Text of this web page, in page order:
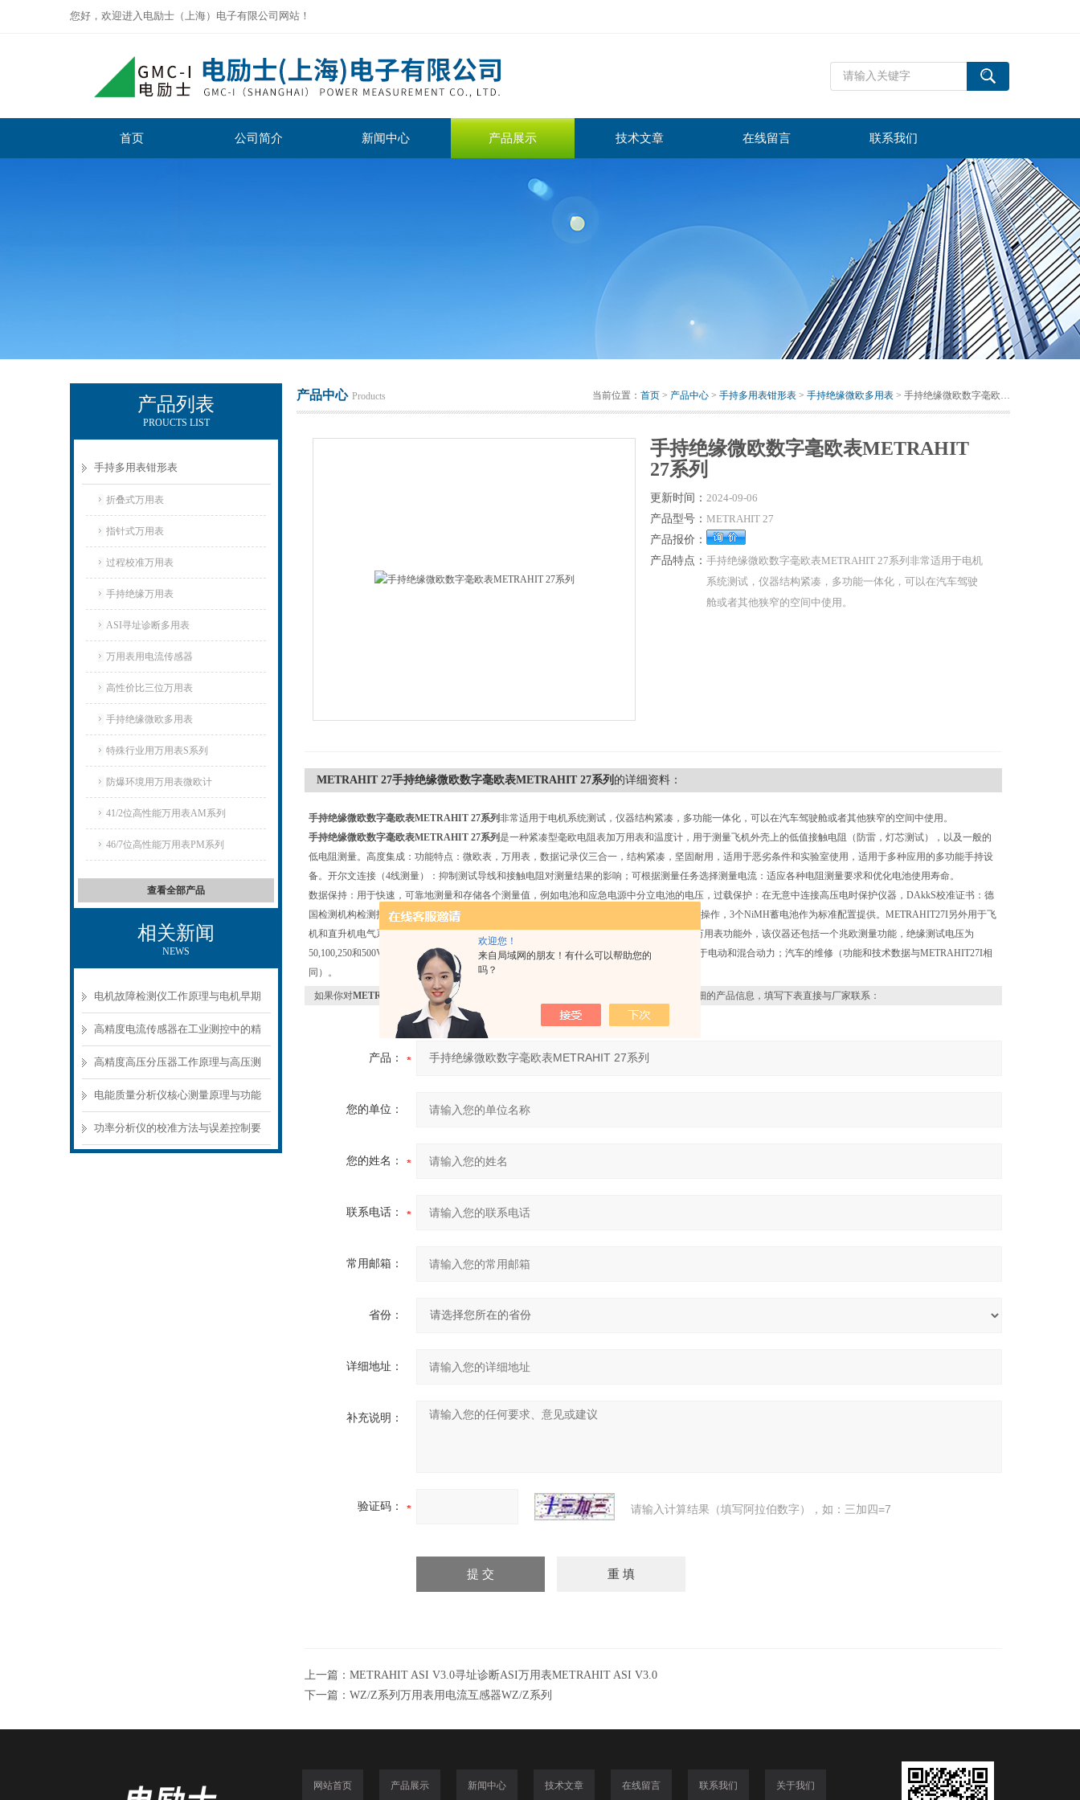
欢迎您！
来自局域网的朋友！有什么可以帮助您的
吗？
您好，欢迎进入电励士（上海）电子有限公司网站！
首页 公司简介 新闻中心 产品展示 技术文章 在线留言 联系我们
产品列表
PROUCTS LIST
手持多用表钳形表
折叠式万用表
指针式万用表
过程校准万用表
手持绝缘万用表
ASI寻址诊断多用表
万用表用电流传感器
高性价比三位万用表
手持绝缘微欧多用表
特殊行业用万用表S系列
防爆环境用万用表微欧计
41/2位高性能万用表AM系列
46/7位高性能万用表PM系列
查看全部产品
相关新闻
NEWS
电机故障检测仪工作原理与电机早期
故障诊断方案
高精度电流传感器在工业测控中的精
准测量方案
高精度高压分压器工作原理与高压测
量应用场景
电能质量分析仪核心测量原理与功能
模块解析
功率分析仪的校准方法与误差控制要
产品中心 Products 当前位置： 首页 > 产品中心 > 手持多用表钳形表 > 手持绝缘微欧多用表 > 手持绝缘微欧数字毫欧表METRAHIT 27系列
手持绝缘微欧数字毫欧表METRAHIT
27系列
更新时间： 2024-09-06
产品型号： METRAHIT 27
产品报价：
产品特点： 手持绝缘微欧数字毫欧表METRAHIT 27系列非常适用于电机
系统测试，仪器结构紧凑，多功能一体化，可以在汽车驾驶
舱或者其他狭窄的空间中使用。
METRAHIT 27手持绝缘微欧数字毫欧表METRAHIT 27系列 的详细资料：
手持绝缘微欧数字毫欧表METRAHIT 27系列非常适用于电机系统测试，仪器结构紧凑，多功能一体化，可以在汽车驾驶舱或者其他狭窄的空间中使用。
手持绝缘微欧数字毫欧表METRAHIT 27系列是一种紧凑型毫欧电阻表加万用表和温度计，用于测量飞机外壳上的低值接触电阻（防雷，灯芯测试），以及一般的
低电阻测量。高度集成：功能特点：微欧表，万用表，数据记录仪三合一，结构紧凑，坚固耐用，适用于恶劣条件和实验室使用，适用于多种应用的多功能手持设
备。开尔文连接（4线测量）：抑制测试导线和接触电阻对测量结果的影响；可根据测量任务选择测量电流：适应各种电阻测量要求和优化电池使用寿命。
数据保持：用于快速，可靠地测量和存储各个测量值，例如电池和应急电源中分立电池的电压，过载保护：在无意中连接高压电时保护仪器，DAkkS校准证书：德
国检测机构检测报告，降低ISO9000质量体系内使用的运营成本，记录可追溯性，使用蓄电池操作，3个NiMH蓄电池作为标准配置提供。METRAHIT27I另外用于飞
机和直升机电气系统（电压，绝缘，毫欧和温度测量）的维修和修理工作。除了用于电量的万用表功能外，该仪器还包括一个兆欧测量功能，绝缘测试电压为
50,100,250和500V，以及PT100和PT1000传感器的温度测量。METRAHITH+ECarMegatester用于电动和混合动力；汽车的维修（功能和技术数据与METRAHIT27I相
同）。
如果你对METRAHIT 27手持绝缘微欧数字毫欧表METRAHIT 27系列 感兴趣，想了解更详细的产品信息，填写下表直接与厂家联系：
产品：
您的单位：
您的姓名：
联系电话：
常用邮箱：
省份：
详细地址：
补充说明：
验证码： 请输入计算结果（填写阿拉伯数字），如：三加四=7
上一篇： METRAHIT ASI V3.0寻址诊断ASI万用表METRAHIT ASI V3.0
下一篇： WZ/Z系列万用表用电流互感器WZ/Z系列
网站首页 产品展示 新闻中心 技术文章 在线留言 联系我们 关于我们